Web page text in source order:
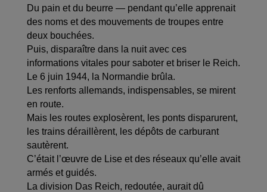
Du pain et du beurre — pendant qu’elle apprenait
des noms et des mouvements de troupes entre
deux bouchées.
Puis, disparaître dans la nuit avec ces
informations vitales pour saboter et briser le Reich.
Le 6 juin 1944, la Normandie brûla.
Les renforts allemands, indispensables, se mirent
en route.
Mais les routes explosèrent, les ponts disparurent,
les trains déraillèrent, les dépôts de carburant
sautèrent.
C’était l’œuvre de Lise et des réseaux qu’elle avait
armés et guidés.
La division Das Reich, redoutée, aurait dû